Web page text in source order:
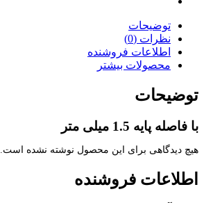
توضیحات
نظرات (0)
اطلاعات فروشنده
محصولات بیشتر
توضیحات
با فاصله پایه 1.5 میلی متر
هیچ دیدگاهی برای این محصول نوشته نشده است.
اطلاعات فروشنده